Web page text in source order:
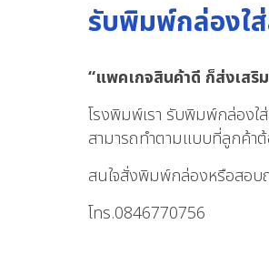
รับพิมพ์กล่องใ
“แพคเกจสินค้าดี ก็ส่งเสริ
โรงพิมพ์เรา รับพิมพ์กล่อง
สามารถทำตามแบบที่ลูกค้าต้
สนใจสั่งพิมพ์กล่องหรือสอ
โทร.0846770756